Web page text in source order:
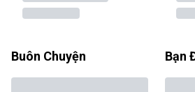
Buôn Chuyện Bạn